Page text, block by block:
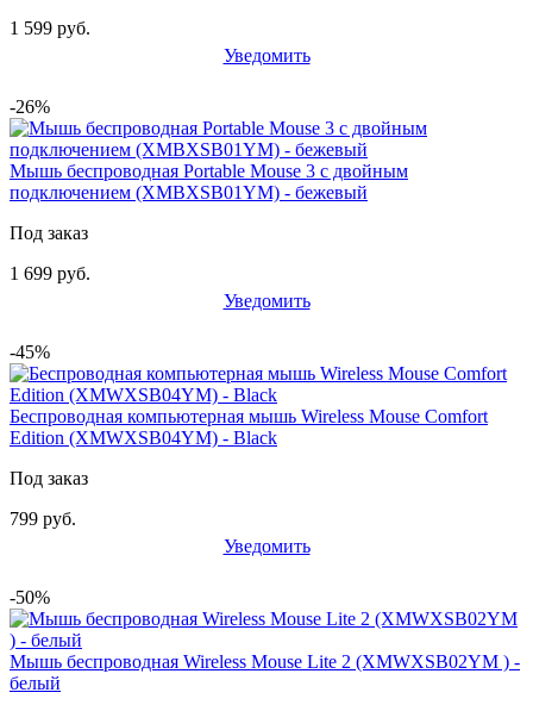
1 599 руб.
Уведомить
-26%
Мышь беспроводная Portable Mouse 3 с двойным
подключением (XMBXSB01YM) - бежевый
Под заказ
1 699 руб.
Уведомить
-45%
Беспроводная компьютерная мышь Wireless Mouse Comfort
Edition (XMWXSB04YM) - Black
Под заказ
799 руб.
Уведомить
-50%
Мышь беспроводная Wireless Mouse Lite 2 (XMWXSB02YM ) -
белый